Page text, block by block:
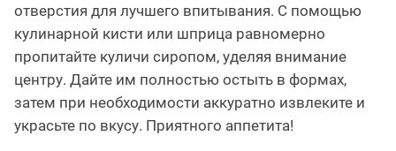
отверстия для лучшего впитывания. С помощью
кулинарной кисти или шприца равномерно
пропитайте куличи сиропом, уделяя внимание
центру. Дайте им полностью остыть в формах,
затем при необходимости аккуратно извлеките и
украсьте по вкусу. Приятного аппетита!